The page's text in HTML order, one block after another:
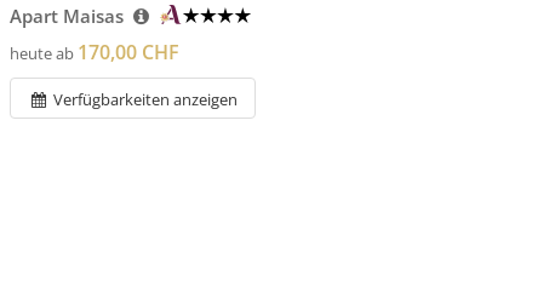
Apart Maisas
heute ab 170,00 CHF
Verfügbarkeiten anzeigen